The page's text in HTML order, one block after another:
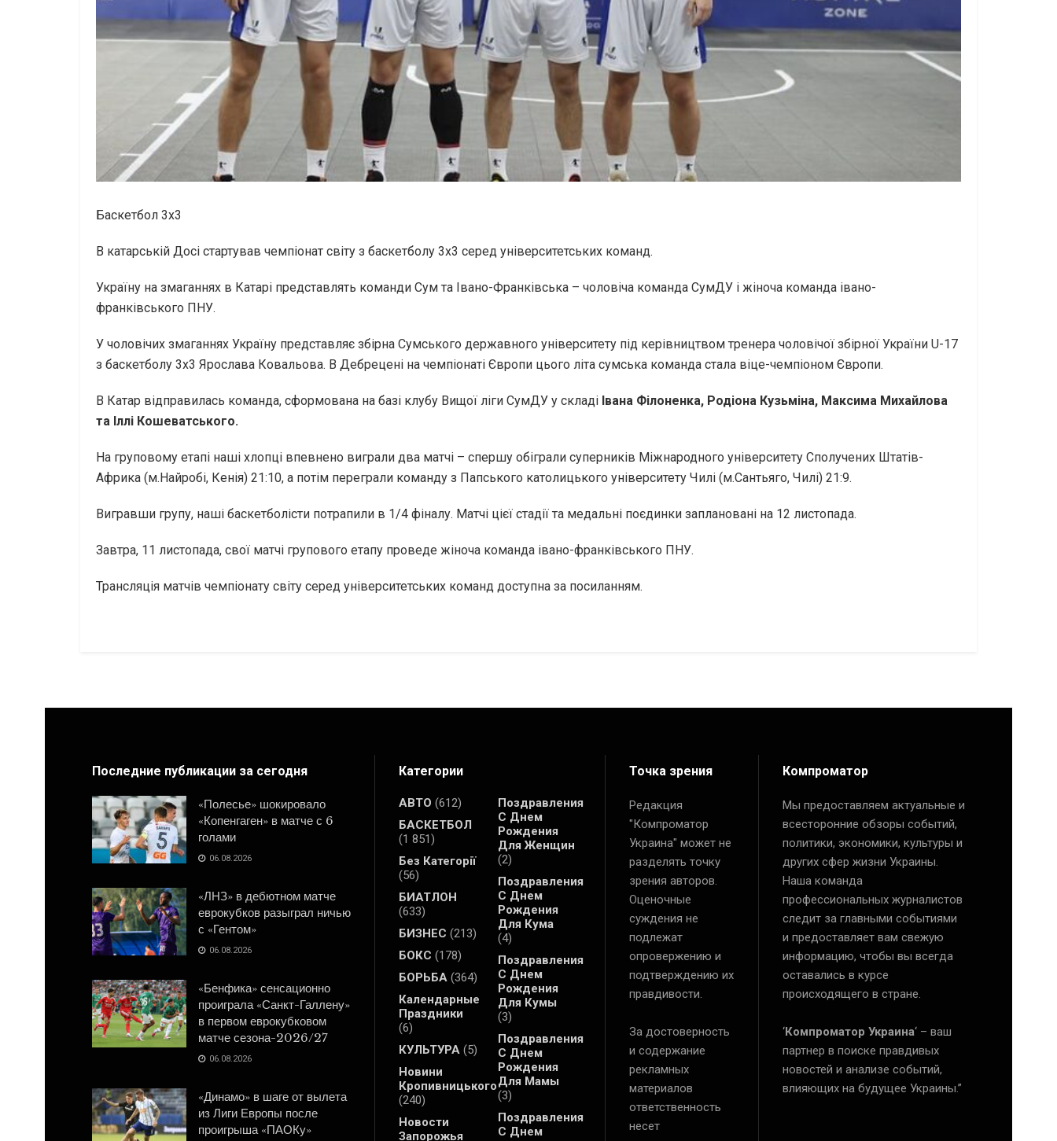
Баскетбол 3х3
В катарській Досі стартував чемпіонат світу з баскетболу 3х3 серед університетських команд.
Україну на змаганнях в Катарі представлять команди Сум та Івано-Франківська – чоловіча команда СумДУ і жіноча команда івано-
франківського ПНУ.
У чоловічих змаганнях Україну представляє збірна Сумського державного університету під керівництвом тренера чоловічої збірної України U-17
з баскетболу 3х3 Ярослава Ковальова. В Дебрецені на чемпіонаті Європи цього літа сумська команда стала віце-чемпіоном Європи.
В Катар відправилась команда, сформована на базі клубу Вищої ліги СумДУ у складі Івана Філоненка, Родіона Кузьміна, Максима Михайлова
та Іллі Кошеватського.
На груповому етапі наші хлопці впевнено виграли два матчі – спершу обіграли суперників Міжнародного університету Сполучених Штатів-
Африка (м.Найробі, Кенія) 21:10, а потім переграли команду з Папського католицького університету Чилі (м.Сантьяго, Чилі) 21:9.
Вигравши групу, наші баскетболісти потрапили в 1/4 фіналу. Матчі цієї стадії та медальні поєдинки заплановані на 12 листопада.
Завтра, 11 листопада, свої матчі групового етапу проведе жіноча команда івано-франківського ПНУ.
Трансляція матчів чемпіонату світу серед університетських команд доступна за посиланням.
Последние публикации за сегодня
«Полесье» шокировало
«Копенгаген» в матче с 6
голами
06.08.2026
«ЛНЗ» в дебютном матче
еврокубков разыграл ничью
с «Гентом»
06.08.2026
«Бенфика» сенсационно
проиграла «Санкт-Галлену»
в первом еврокубковом
матче сезона-2026/27
06.08.2026
«Динамо» в шаге от вылета
из Лиги Европы после
проигрыша «ПАОКу»
Категории
АВТО (612)
БАСКЕТБОЛ
(1 851)
Без Категорії
(56)
БИАТЛОН
(633)
БИЗНЕС (213)
БОКС (178)
БОРЬБА (364)
Календарные
Праздники
(6)
КУЛЬТУРА (5)
Новини
Кропивницького
(240)
Новости
Запорожья
Поздравления
С Днем
Рождения
Для Женщин
(2)
Поздравления
С Днем
Рождения
Для Кума
(4)
Поздравления
С Днем
Рождения
Для Кумы
(3)
Поздравления
С Днем
Рождения
Для Мамы
(3)
Поздравления
С Днем
Точка зрения
Редакция
"Компроматор
Украина" может не
разделять точку
зрения авторов.
Оценочные
суждения не
подлежат
опровержению и
подтверждению их
правдивости.
За достоверность
и содержание
рекламных
материалов
ответственность
несет
Компроматор
Мы предоставляем актуальные и
всесторонние обзоры событий,
политики, экономики, культуры и
других сфер жизни Украины.
Наша команда
профессиональных журналистов
следит за главными событиями
и предоставляет вам свежую
информацию, чтобы вы всегда
оставались в курсе
происходящего в стране.
‘Компроматор Украина‘ – ваш
партнер в поиске правдивых
новостей и анализе событий,
влияющих на будущее Украины.”